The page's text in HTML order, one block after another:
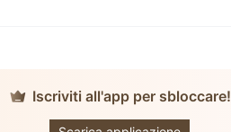
Iscriviti all'app per sbloccare!
UPBEST
GROUP